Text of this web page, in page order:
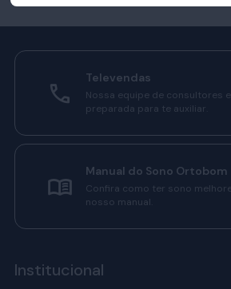
Televendas
Nossa equipe de consultores
preparada para te auxiliar.
Manual do Sono Ortobom
Confira como ter sono
nosso manual.
Institucional